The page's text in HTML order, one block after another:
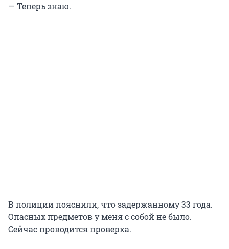
— Теперь знаю.
В полиции пояснили, что задержанному 33 года.
Опасных предметов у меня с собой не было.
Сейчас проводится проверка.